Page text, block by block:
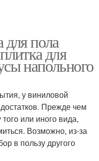
для пола
для
напольного
у виниловой
Прежде чем
или иного вида,
Возможно, из-за
в пользу другого